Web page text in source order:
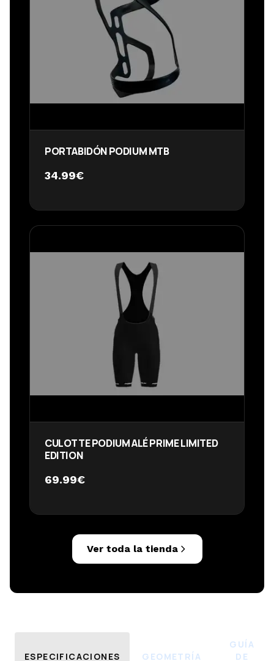
PORTABIDÓN PODIUM MTB
34.99€
CULOTTE PODIUM ALÉ PRIME LIMITED
EDITION
69.99€
Ver toda la tienda
ESPECIFICACIONES GEOMETRÍA
GUÍA
DE